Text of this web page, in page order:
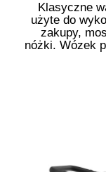
Klasyczne
użyte do
zakupy,
nóżki. Wózek